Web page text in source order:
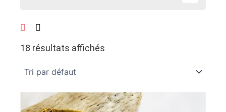
18 résultats affichés